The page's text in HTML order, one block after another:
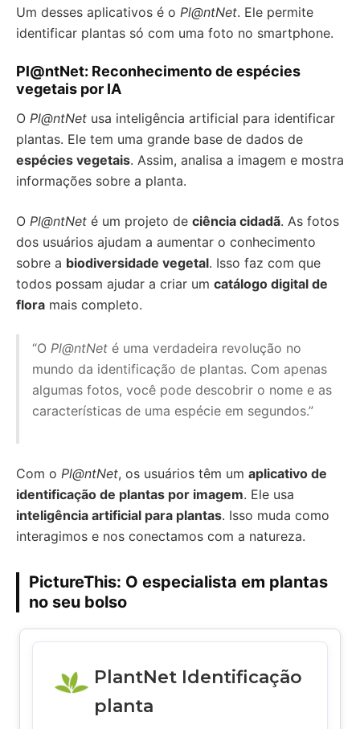
Um desses aplicativos é o Pl@ntNet. Ele permite
identificar plantas só com uma foto no smartphone.
Pl@ntNet: Reconhecimento de espécies
vegetais por IA
O Pl@ntNet usa inteligência artificial para identificar
plantas. Ele tem uma grande base de dados de
espécies vegetais. Assim, analisa a imagem e mostra
informações sobre a planta.
O Pl@ntNet é um projeto de ciência cidadã. As fotos
dos usuários ajudam a aumentar o conhecimento
sobre a biodiversidade vegetal. Isso faz com que
todos possam ajudar a criar um catálogo digital de
flora mais completo.
“O Pl@ntNet é uma verdadeira revolução no
mundo da identificação de plantas. Com apenas
algumas fotos, você pode descobrir o nome e as
características de uma espécie em segundos.”
Com o Pl@ntNet, os usuários têm um aplicativo de
identificação de plantas por imagem. Ele usa
inteligência artificial para plantas. Isso muda como
interagimos e nos conectamos com a natureza.
PictureThis: O especialista em plantas
no seu bolso
PlantNet Identificação
planta